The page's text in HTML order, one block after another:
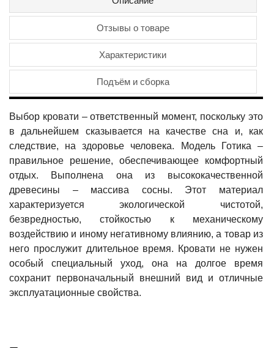
Отзывы о товаре
Характеристики
Подъём и сборка
Выбор кровати – ответственный момент, поскольку это
в дальнейшем сказывается на качестве сна и, как
следствие, на здоровье человека. Модель Готика –
правильное решение, обеспечивающее комфортный
отдых. Выполнена она из высококачественной
древесины – массива сосны. Этот материал
характеризуется экологической чистотой,
безвредностью, стойкостью к механическому
воздействию и иному негативному влиянию, а товар из
него прослужит длительное время. Кровати не нужен
особый специальный уход, она на долгое время
сохранит первоначальный внешний вид и отличные
эксплуатационные свойства.